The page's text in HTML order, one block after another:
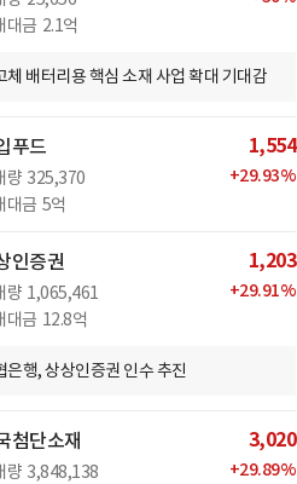
대금 2.1억
체 배터리용 핵심 소재 사업 확대 기대감
푸드
량 325,370
대금 5억
1,554
+29.93%
인증권
량 1,065,461
대금 12.8억
1,203
+29.91%
은행, 상상인증권 인수 추진
첨단소재
량 3,848,138
3,020
+29.89%